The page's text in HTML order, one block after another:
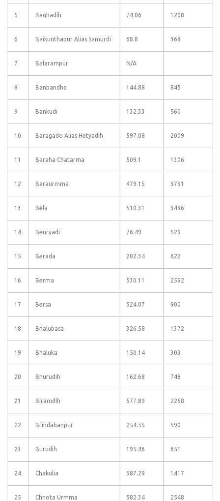
5 Baghadih 74.06 1208
6 Baikunthapur Alias Samurdi 68.8 368
7 Balarampur N/A
8 Banbandha 144.88 845
9 Bankudi 132.33 560
10 Baragado Alias Hetyadih 597.08 2009
11 Baraha Chatarma 509.1 1306
12 Baraurmma 479.15 3731
13 Bela 510.31 3436
14 Benryadi 76.49 529
15 Berada 202.34 622
16 Berma 530.11 2592
17 Bersa 524.07 900
18 Bhalubasa 326.58 1372
19 Bhaluka 150.14 303
20 Bhurudih 162.68 748
21 Biramdih 577.89 2258
22 Brindabanpur 254.55 590
23 Burudih 195.46 651
24 Chakulia 387.29 1417
25 Chhota Urmma 582.34 2548